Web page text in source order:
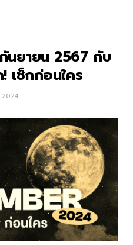
นยายน 2567 กับ
เช็กก่อนใคร
2024